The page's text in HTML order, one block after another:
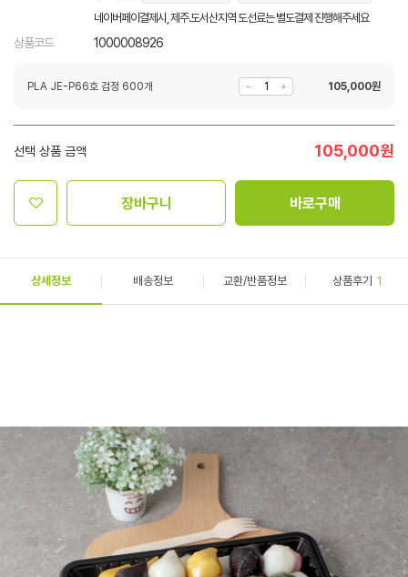
네이버페이결제시, 제주.도서산지역 도선료는 별도결제 진행해주세요
상품코드 1000008926
PLA JE-P66호 검정 600개 105,000원
선택 상품 금액 105,000원
장바구니 바로구매
상세정보 배송정보 교환/반품정보 상품후기 1